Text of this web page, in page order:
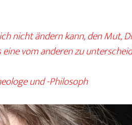
nicht ändern kann, den Mut,
vom anderen zu
und -Philosoph